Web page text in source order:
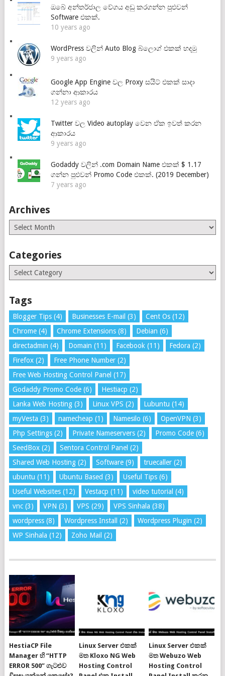
ඔබේ අන්තර්ජාල වේගය අඩු කරගන්න පුළුවන්
Software එකක්.
10 years ago
WordPress වලින් Auto Blog බ්ලොග් එකක් හදමු
9 years ago
Google App Engine වල Proxy සයිට් එකක් සාදා
ගන්නා ආකාරය
12 years ago
Twitter වල Video autoplay වෙන ඒක ඉවත් කරන
ආකාරය
9 years ago
Godaddy වලින් .com Domain Name එකක් $ 1.17
ගන්න පුළුවන් Promo Code එකක්. (2019 December)
7 years ago
Archives
Archives
Categories
Categories
Tags
Blogger Tips(4) Businesses E-mail (3) Cent Os(12)
Chrome(4) Chrome Extensions(8) Debian (6)
directadmin (4) Domain (11) Facebook (11) Fedora (2)
Firefox(2) Free Phone Number(2)
Free Web Hosting Control Panel (17)
Godaddy Promo Code(6) Hestiacp (2)
Lanka Web Hosting(3) Linux VPS (2) Lubuntu (14)
myVesta (3) namecheap (1) Namesilo (6) OpenVPN (3)
Php Settings(2) Private Nameservers(2) Promo Code(6)
SeedBox(2) Sentora Control Panel (2)
Shared Web Hosting(2) Software(9) truecaller(2)
ubuntu (11) Ubuntu Based (3) Useful Tips(6)
Useful Websites(12) Vestacp (11) video tutorial (4)
vnc(3) VPN (3) VPS (29) VPS Sinhala (38)
wordpress(8) Wordpress Install (2) Wordpress Plugin (2)
WP Sinhala (12) Zoho Mail (2)
HestiaCP File
Manager හි “HTTP
ERROR 500” ගැටළුව
Linux Server එකක්
මත Kloxo NG Web
Hosting Control
Linux Server එකක්
මත Webuzo Web
Hosting Control